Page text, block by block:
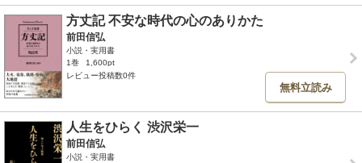
方丈記 不安な時代の心のありかた
前田信弘
小説・実用書
1巻
1,600pt
レビュー投稿数0件
無料立読み
人生をひらく 渋沢栄一
前田信弘
小説・実用書